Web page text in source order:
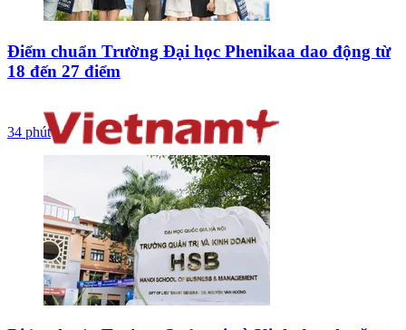
Điểm chuẩn Trường Đại học Phenikaa dao động từ
18 đến 27 điểm
34 phút